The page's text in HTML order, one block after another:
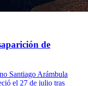
de
Santiago Arámbula
el 27 de julio tras